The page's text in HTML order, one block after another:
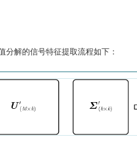
分解的信号特征提取流程如下：